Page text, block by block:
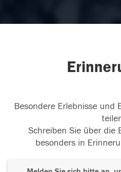
Besondere Erlebnisse und
Schreiben Sie über die
besonders in